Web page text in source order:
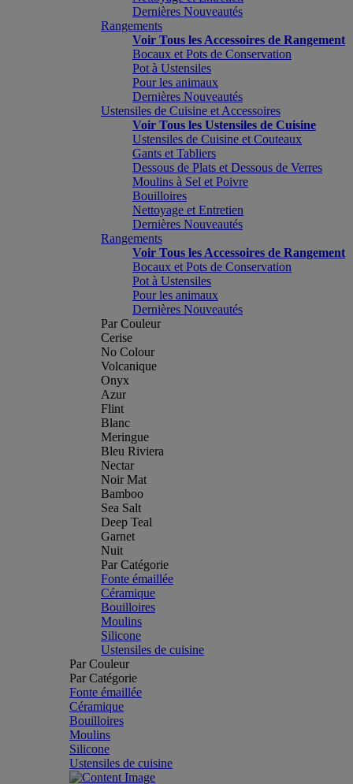
Dernières Nouveautés
Rangements
Voir Tous les Accessoires de Rangement
Bocaux et Pots de Conservation
Pot à Ustensiles
Pour les animaux
Dernières Nouveautés
Ustensiles de Cuisine et Accessoires
Voir Tous les Ustensiles de Cuisine
Ustensiles de Cuisine et Couteaux
Gants et Tabliers
Dessous de Plats et Dessous de Verres
Moulins à Sel et Poivre
Bouilloires
Nettoyage et Entretien
Dernières Nouveautés
Rangements
Voir Tous les Accessoires de Rangement
Bocaux et Pots de Conservation
Pot à Ustensiles
Pour les animaux
Dernières Nouveautés
Par Couleur
Cerise
No Colour
Volcanique
Onyx
Azur
Flint
Blanc
Meringue
Bleu Riviera
Nectar
Noir Mat
Bamboo
Sea Salt
Deep Teal
Garnet
Nuit
Par Catégorie
Fonte émaillée
Céramique
Bouilloires
Moulins
Silicone
Ustensiles de cuisine
Par Couleur
Par Catégorie
Fonte émaillée
Céramique
Bouilloires
Moulins
Silicone
Ustensiles de cuisine